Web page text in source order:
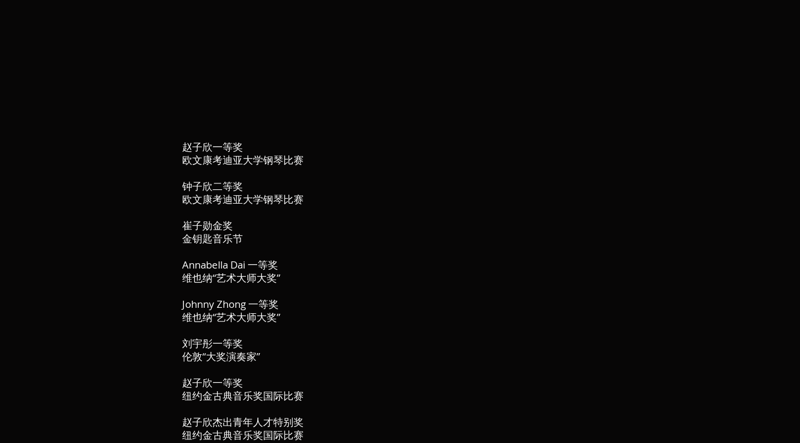
赵子欣一等奖
欧文康考迪亚大学钢琴比赛
钟子欣二等奖
欧文康考迪亚大学钢琴比赛
崔子勋金奖
金钥匙音乐节
Annabella Dai 一等奖
维也纳“艺术大师大奖”
Johnny Zhong 一等奖
维也纳“艺术大师大奖”
刘宇彤一等奖
伦敦“大奖演奏家”
赵子欣一等奖
纽约金古典音乐奖国际比赛
赵子欣杰出青年人才特别奖
纽约金古典音乐奖国际比赛